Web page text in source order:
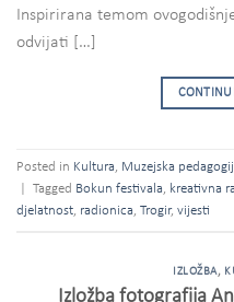
Inspirirana temom
odvijati […]
Posted in Kultura, Muzejska
Tagged Bokun festivala, kreativna
djelatnost, radionica, Trogir, vijesti
IZLOŽBA,
Izložba fotografija